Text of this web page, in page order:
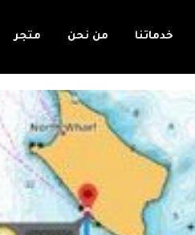
خدماتنا من نحن متجر